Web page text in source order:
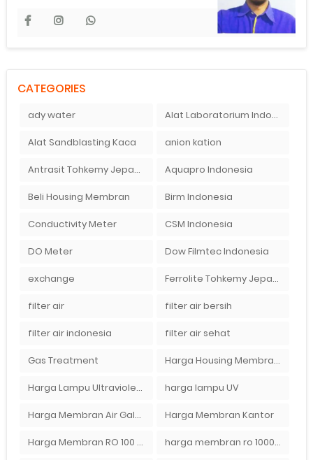
CATEGORIES
ady water Alat Laboratorium Indonesia
Alat Sandblasting Kaca anion kation
Antrasit Tohkemy Jepang Indonesia Aquapro Indonesia
Beli Housing Membran Birm Indonesia
Conductivity Meter CSM Indonesia
DO Meter Dow Filmtec Indonesia
exchange Ferrolite Tohkemy Jepang Indonesia
filter air filter air bersih
filter air indonesia filter air sehat
Gas Treatment Harga Housing Membran RO 2000 GPD
Harga Lampu Ultraviolet Depot Air Isi Ulang harga lampu UV
Harga Membran Air Galon Harga Membran Kantor
Harga Membran RO 100 gpd harga membran ro 1000 gpd